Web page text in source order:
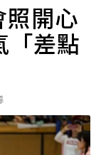
開心
「差點